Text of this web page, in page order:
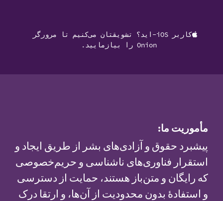
کاربر iOS-اید؟ تشویقتان می‌کنیم تا مرورگر
Onion را بیازمایید.
مأموریت ما:
پیشبرد حقوق و آزادی‌های بشر از طریق ایجاد و
استقرار فناوری‌های ناشناسی و حریم‌خصوصی
که رایگان و متن‌باز هستند، حمایت از دسترسی
و استفادهٔ بدون محدودیت از آن‌ها، و ارتقا درک